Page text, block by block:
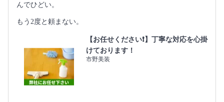
んでひどい。
もう2度と頼まない。
【お任せください❗️】丁寧な対応を心掛
けております！
市野美装